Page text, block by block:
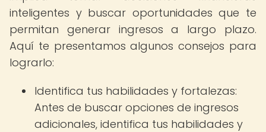
inteligentes y buscar oportunidades que te
permitan generar ingresos a largo plazo.
Aquí te presentamos algunos consejos para
lograrlo:
Identifica tus habilidades y fortalezas:
Antes de buscar opciones de ingresos
adicionales, identifica tus habilidades y